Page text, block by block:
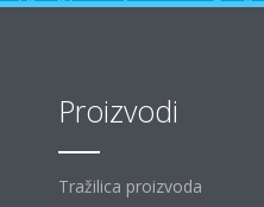
Proizvodi
Tražilica proizvoda